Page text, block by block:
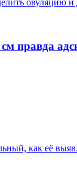
правда
как её